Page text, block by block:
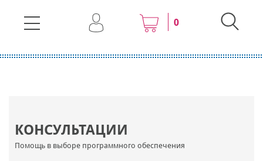
0
КОНСУЛЬТАЦИИ
Помощь в выборе программного обеспечения